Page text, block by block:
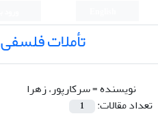
تأملات فلسفی
نویسنده =سرکارپور، زهرا
تعداد مقالات:
1